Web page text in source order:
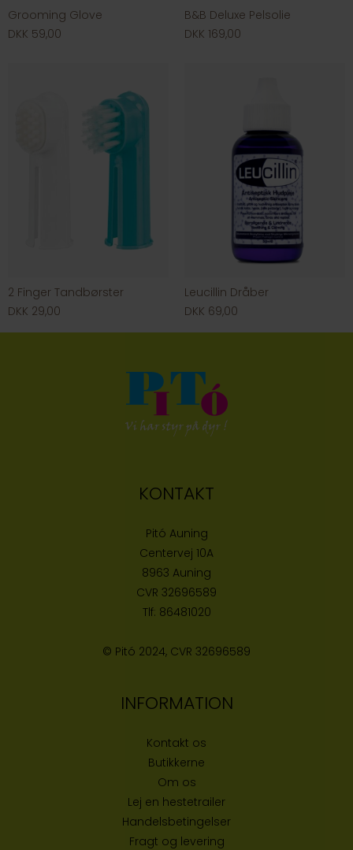
Grooming Glove
DKK 59,00
B&B Deluxe Pelsolie
DKK 169,00
2 Finger Tandbørster
DKK 29,00
Leucillin Dråber
DKK 69,00
KONTAKT
Pitó Auning
Centervej 10A
8963 Auning
CVR 32696589
Tlf: 86481020
© Pitó 2024, CVR 32696589
INFORMATION
Kontakt os
Butikkerne
Om os
Lej en hestetrailer
Handelsbetingelser
Fragt og levering